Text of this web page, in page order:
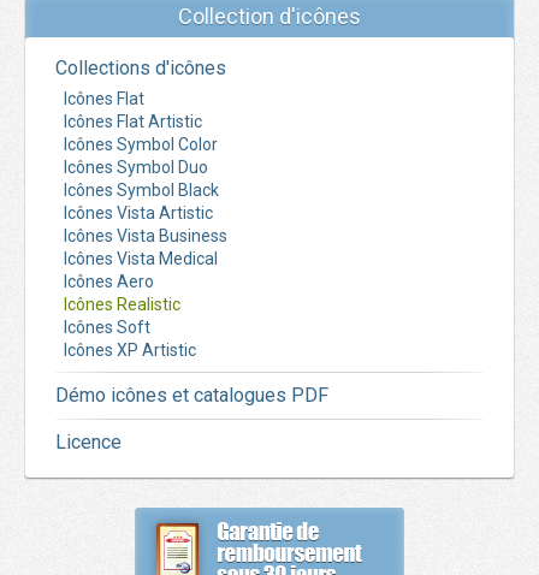
Collection d'icônes
Collections d'icônes
Icônes Flat
Icônes Flat Artistic
Icônes Symbol Color
Icônes Symbol Duo
Icônes Symbol Black
Icônes Vista Artistic
Icônes Vista Business
Icônes Vista Medical
Icônes Aero
Icônes Realistic
Icônes Soft
Icônes XP Artistic
Démo icônes et catalogues PDF
Licence